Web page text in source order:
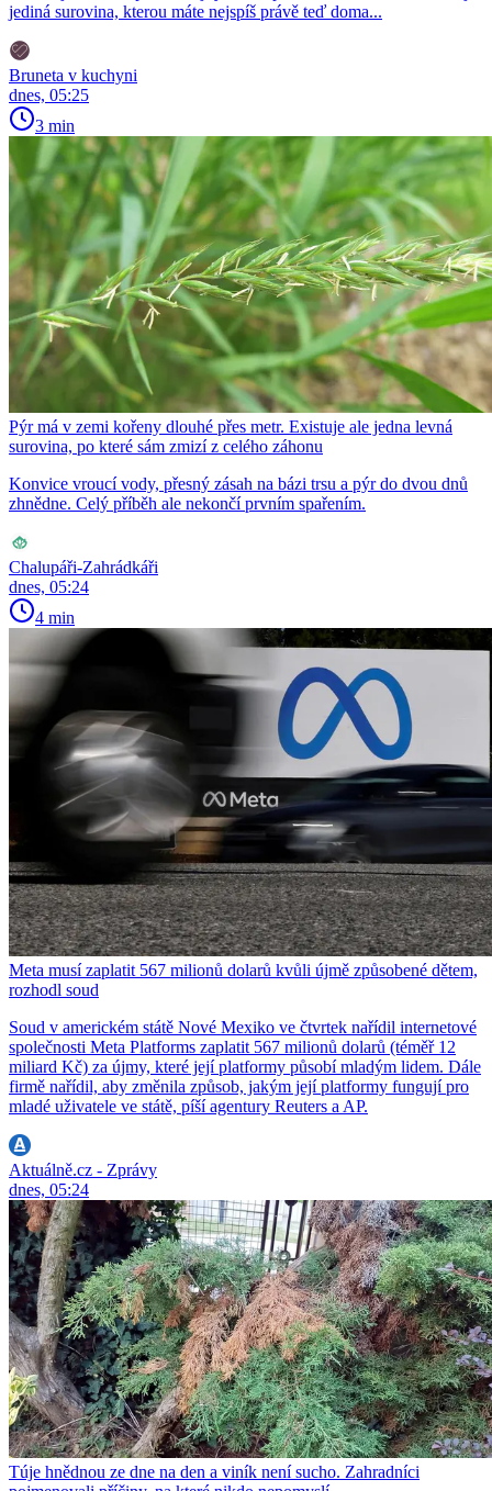
jediná surovina, kterou máte nejspíš právě teď doma...
Bruneta v kuchyni
dnes, 05:25
3 min
Pýr má v zemi kořeny dlouhé přes metr. Existuje ale jedna levná
surovina, po které sám zmizí z celého záhonu
Konvice vroucí vody, přesný zásah na bázi trsu a pýr do dvou dnů
zhnědne. Celý příběh ale nekončí prvním spařením.
Chalupáři-Zahrádkáři
dnes, 05:24
4 min
Meta musí zaplatit 567 milionů dolarů kvůli újmě způsobené dětem,
rozhodl soud
Soud v americkém státě Nové Mexiko ve čtvrtek nařídil internetové
společnosti Meta Platforms zaplatit 567 milionů dolarů (téměř 12
miliard Kč) za újmy, které její platformy působí mladým lidem. Dále
firmě nařídil, aby změnila způsob, jakým její platformy fungují pro
mladé uživatele ve státě, píší agentury Reuters a AP.
Aktuálně.cz - Zprávy
dnes, 05:24
Túje hnědnou ze dne na den a viník není sucho. Zahradníci